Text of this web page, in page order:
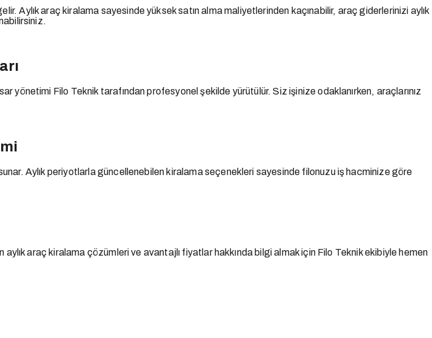
Aylık araç kiralama sayesinde yüksek satın alma maliyetlerinden kaçınabilir, araç giderlerinizi aylık
yönetimi Filo Teknik tarafından profesyonel şekilde yürütülür. Siz işinize odaklanırken, araçlarınız
Aylık periyotlarla güncellenebilen kiralama seçenekleri sayesinde filonuzu iş hacminize göre
araç kiralama çözümleri ve avantajlı fiyatlar hakkında bilgi almak için Filo Teknik ekibiyle hemen